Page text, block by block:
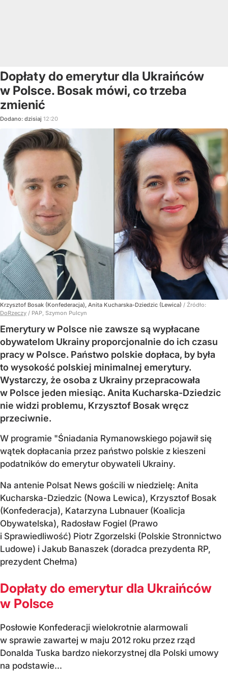
Dopłaty do emerytur dla Ukraińców
w Polsce. Bosak mówi, co trzeba
zmienić
Dodano: dzisiaj 12:20
Krzysztof Bosak (Konfederacja), Anita Kucharska-Dziedzic (Lewica) / Źródło:
DoRzeczy / PAP, Szymon Pulcyn
Emerytury w Polsce nie zawsze są wypłacane
obywatelom Ukrainy proporcjonalnie do ich czasu
pracy w Polsce. Państwo polskie dopłaca, by była
to wysokość polskiej minimalnej emerytury.
Wystarczy, że osoba z Ukrainy przepracowała
w Polsce jeden miesiąc. Anita Kucharska-Dziedzic
nie widzi problemu, Krzysztof Bosak wręcz
przeciwnie.
W programie "Śniadania Rymanowskiego pojawił się
wątek dopłacania przez państwo polskie z kieszeni
podatników do emerytur obywateli Ukrainy.
Na antenie Polsat News gościli w niedzielę: Anita
Kucharska-Dziedzic (Nowa Lewica), Krzysztof Bosak
(Konfederacja), Katarzyna Lubnauer (Koalicja
Obywatelska), Radosław Fogiel (Prawo
i Sprawiedliwość) Piotr Zgorzelski (Polskie Stronnictwo
Ludowe) i Jakub Banaszek (doradca prezydenta RP,
prezydent Chełma)
Dopłaty do emerytur dla Ukraińców
w Polsce
Posłowie Konfederacji wielokrotnie alarmowali
w sprawie zawartej w maju 2012 roku przez rząd
Donalda Tuska bardzo niekorzystnej dla Polski umowy
na podstawie...